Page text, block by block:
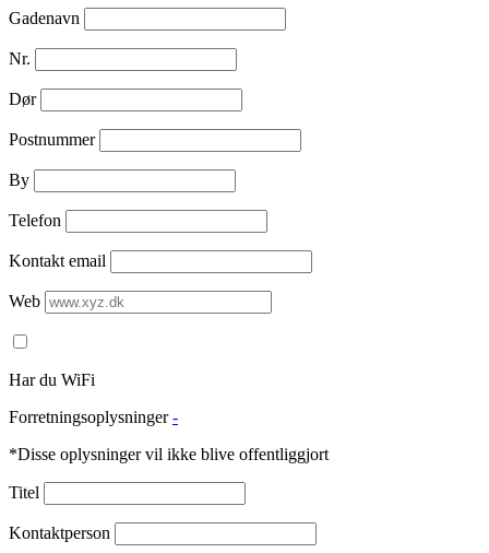
Gadenavn
Nr.
Dør
Postnummer
By
Telefon
Kontakt email
Web
Har du WiFi
Forretningsoplysninger -
*Disse oplysninger vil ikke blive offentliggjort
Titel
Kontaktperson